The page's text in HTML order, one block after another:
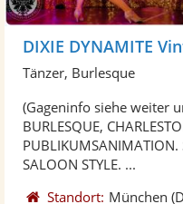
DIXIE DYNAMITE
Tänzer, Burlesque
(Gageninfo siehe weiter
BURLESQUE,
PUBLIKUMSANIMATION.
SALOON STYLE. ...
Standort: München